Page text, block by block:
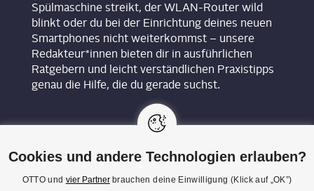
Spülmaschine streikt, der WLAN-Router wild
blinkt oder du bei der Einrichtung deines neuen
Smartphones nicht weiterkommst – unsere
Redakteur*innen bieten dir in ausführlichen
Ratgebern und leicht verständlichen Praxistipps
genau die Hilfe, die du gerade suchst.
Cookies und andere Technologien erlauben?
OTTO und vier Partnerbrauchen deine Einwilligung (Klick auf „OK”)